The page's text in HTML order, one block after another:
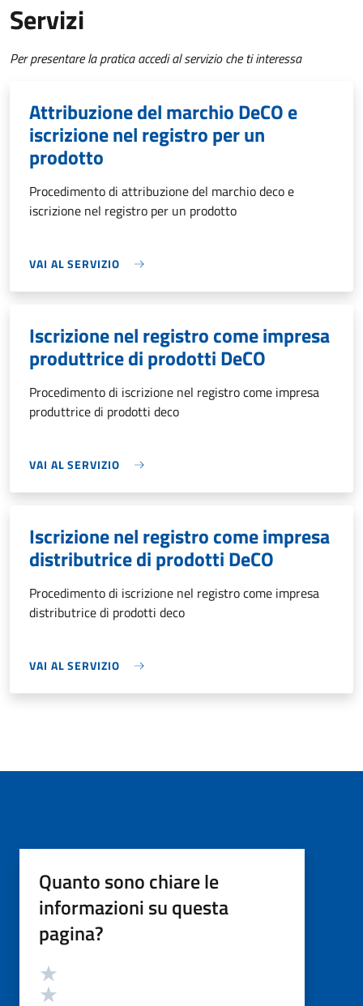
Servizi
Per presentare la pratica accedi al servizio che ti interessa
Attribuzione del marchio DeCO e
iscrizione nel registro per un
prodotto
Procedimento di attribuzione del marchio deco e
iscrizione nel registro per un prodotto
VAI AL SERVIZIO
Iscrizione nel registro come impresa
produttrice di prodotti DeCO
Procedimento di iscrizione nel registro come impresa
produttrice di prodotti deco
VAI AL SERVIZIO
Iscrizione nel registro come impresa
distributrice di prodotti DeCO
Procedimento di iscrizione nel registro come impresa
distributrice di prodotti deco
VAI AL SERVIZIO
Quanto sono chiare le
informazioni su questa
pagina?
Valutazione